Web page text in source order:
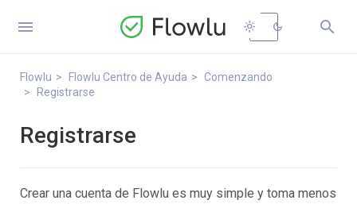
 light_mode dark_mode 
Flowlu Flowlu Centro de Ayuda
Comenzando
Registrarse
Registrarse
Crear una cuenta de Flowlu es muy simple y toma menos